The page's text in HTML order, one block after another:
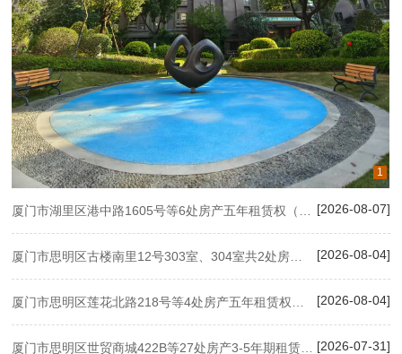
1
[2026-08-07]
[2026-08-04]
[2026-08-04]
[2026-07-31]